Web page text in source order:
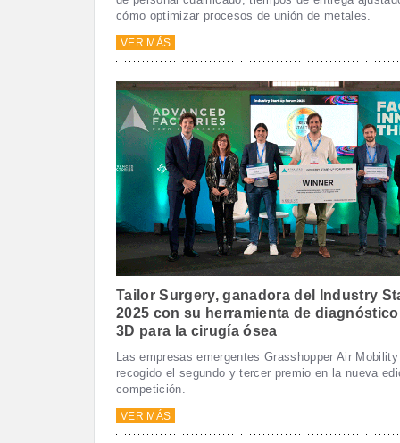
cómo optimizar procesos de unión de metales.
VER MÁS
Tailor Surgery, ganadora del Industry
2025 con su herramienta de
3D para la cirugía ósea
Las empresas emergentes Grasshopper Air
recogido el segundo y tercer premio en la nueva
competición.
VER MÁS